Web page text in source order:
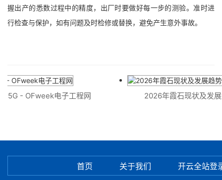
握出产的悉数过程中的精度，出厂时要做好每一步的测验。准时进
行检查与保护，如有问题及时检修或替换，避免产生意外事故。
5G - OFweek电子工程网 2026年霞石现状及发展
首页 关于我们 开云全站登